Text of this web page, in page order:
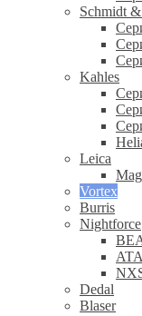
Schmidt
Kahles
Leica
Vortex
Burris
Nightforce
Dedal
Blaser